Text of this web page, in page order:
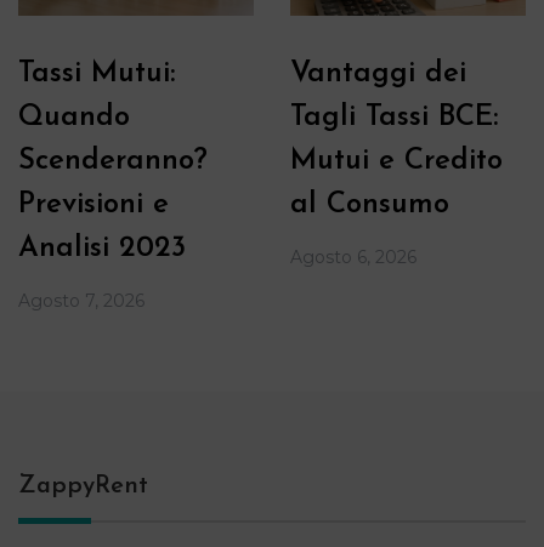
Tassi Mutui:
Quando
Scenderanno?
Previsioni e
Analisi 2023
Agosto 7, 2026
Vantaggi dei
Tagli Tassi BCE:
Mutui e Credito
al Consumo
Agosto 6, 2026
ZappyRent